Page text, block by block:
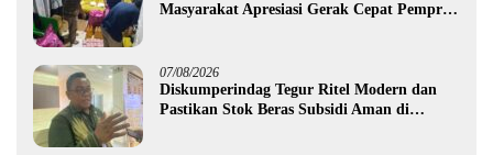
Masyarakat Apresiasi Gerak Cepat Pemprov
07/08/2026
Diskumperindag Tegur Ritel Modern dan
Pastikan Stok Beras Subsidi Aman di